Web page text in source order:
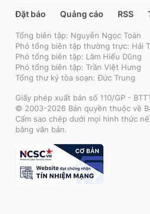
Đặt báo Quảng cáo RSS
Tổng biên tập: Nguyễn Ngọc Toàn
Phó tổng biên tập thường trực: Hải
Phó tổng biên tập: Lâm Hiếu Dũng
Phó tổng biên tập: Trần Việt Hưng
Tổng thư ký tòa soạn: Đức Trung
Giấy phép xuất bản số 110/GP -
© 2003-2026 Bản quyền thuộc về
Cấm sao chép dưới mọi hình thức
bằng văn bản.